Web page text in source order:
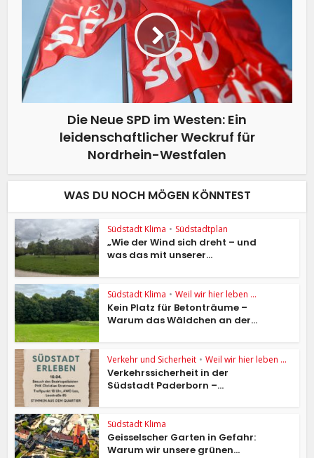
Die Neue SPD im Westen: Ein
leidenschaftlicher Weckruf für
Nordrhein-Westfalen
WAS DU NOCH MÖGEN KÖNNTEST
Südstadt Klima • Südstadtplan
„Wie der Wind sich dreht – und
was das mit unserer...
Südstadt Klima • Weil wir hier leben ...
Kein Platz für Betonträume –
Warum das Wäldchen an der...
Verkehr und Sicherheit • Weil wir hier leben ...
Verkehrssicherheit in der
Südstadt Paderborn –...
Südstadt Klima
Geisselscher Garten in Gefahr:
Warum wir unsere grünen...